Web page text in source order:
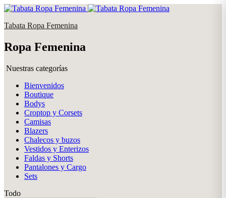
Tabata Ropa Femenina
Ropa Femenina
Nuestras categorías
Bienvenidos
Boutique
Bodys
Croptop y Corsets
Camisas
Blazers
Chalecos y buzos
Vestidos y Enterizos
Faldas y Shorts
Pantalones y Cargo
Sets
Todo